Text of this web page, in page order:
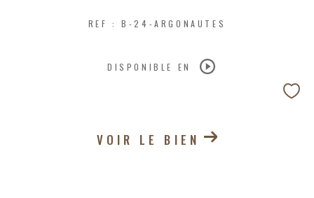
REF : B-24-ARGONAUTES
DISPONIBLE EN
VOIR LE BIEN